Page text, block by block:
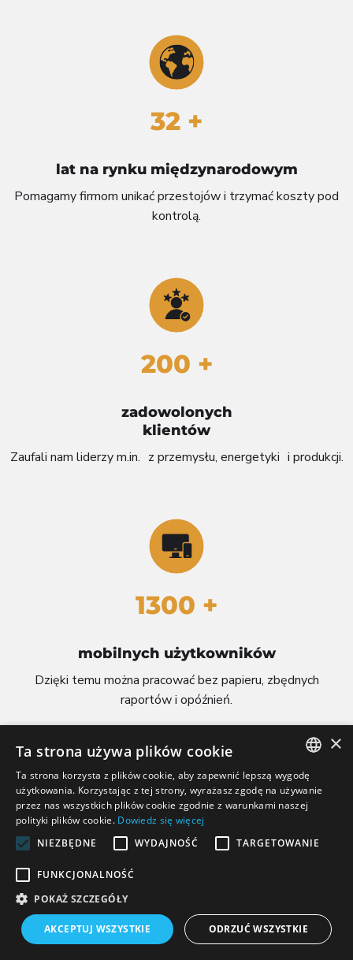
32 +
lat na rynku międzynarodowym
Pomagamy firmom unikać przestojów i trzymać koszty pod
kontrolą.
200 +
zadowolonych
klientów
Zaufali nam liderzy m.in. z przemysłu, energetyki i produkcji.
1300 +
mobilnych użytkowników
Dzięki temu można pracować bez papieru, zbędnych
raportów i opóźnień.
7000 +
aktywnych użytkowników
Każdego dnia z systemu korzystają i operatorzy, i
dyrektorzy techniczni.
POLISH
CZECH
ENGLISH
×
Ta strona używa plików cookie
Ta strona korzysta z plików cookie, aby zapewnić lepszą wygodę
użytkowania. Korzystając z tej strony, wyrażasz zgodę na używanie
przez nas wszystkich plików cookie zgodnie z warunkami naszej
polityki plików cookie. Dowiedz się więcej
NIEZBĘDNE
WYDAJNOŚĆ TARGETOWANIE
FUNKCJONALNOŚĆ
POKAŻ SZCZEGÓŁY
AKCEPTUJ WSZYSTKIE ODRZUĆ WSZYSTKIE